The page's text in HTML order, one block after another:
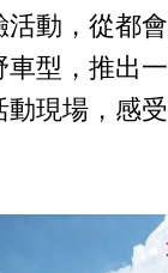
動，從都
型，推出
現場，感